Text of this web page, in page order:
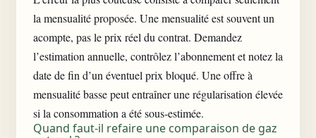
la mensualité proposée. Une mensualité est souvent un
acompte, pas le prix réel du contrat. Demandez
l’estimation annuelle, contrôlez l’abonnement et notez la
date de fin d’un éventuel prix bloqué. Une offre à
mensualité basse peut entraîner une régularisation élevée
si la consommation a été sous-estimée.
Quand faut-il refaire une comparaison de gaz